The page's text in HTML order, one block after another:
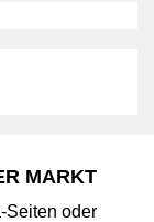
MARKT
Seiten oder